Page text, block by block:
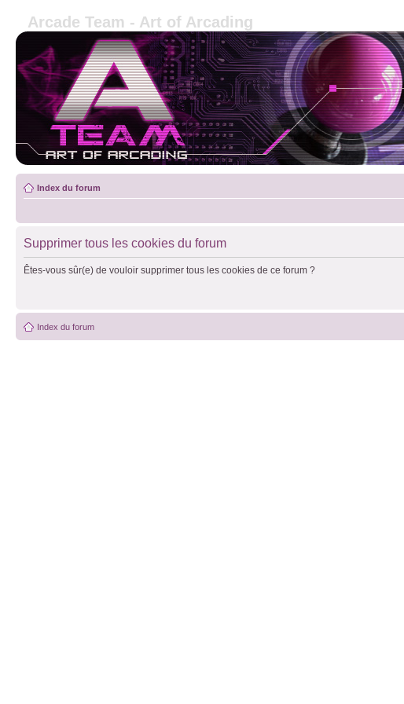
Arcade Team - Art of Arcading
Index du forum
Supprimer tous les cookies du forum
Êtes-vous sûr(e) de vouloir supprimer tous les cookies de ce forum ?
Index du forum